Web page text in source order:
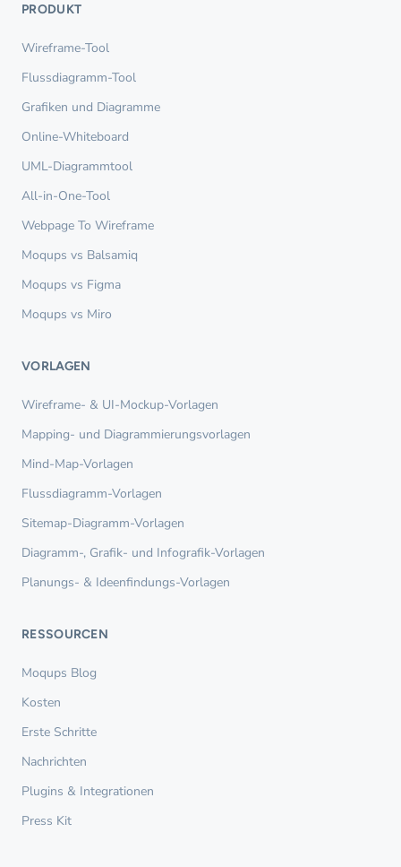
PRODUKT
Wireframe-Tool
Flussdiagramm-Tool
Grafiken und Diagramme
Online-Whiteboard
UML-Diagrammtool
All-in-One-Tool
Webpage To Wireframe
Moqups vs Balsamiq
Moqups vs Figma
Moqups vs Miro
VORLAGEN
Wireframe- & UI-Mockup-Vorlagen
Mapping- und Diagrammierungsvorlagen
Mind-Map-Vorlagen
Flussdiagramm-Vorlagen
Sitemap-Diagramm-Vorlagen
Diagramm-, Grafik- und Infografik-Vorlagen
Planungs- & Ideenfindungs-Vorlagen
RESSOURCEN
Moqups Blog
Kosten
Erste Schritte
Nachrichten
Plugins & Integrationen
Press Kit